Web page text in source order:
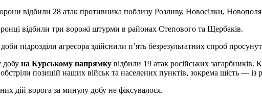
відбили 28 атак противника поблизу Розливу, Новосілки,
відбили три ворожі штурми в районах Степового та Щербаків.
підрозділи агресора здійснили п’ять безрезультатних спроб
добу на Курському напрямку відбили 19 атак російських загарбників.
позицій наших військ та населених пунктів, зокрема шість —
дій ворога за минулу добу не фіксувалося.